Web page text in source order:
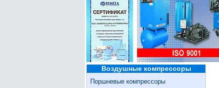
Воздушные компрессоры
Поршневые компрессоры